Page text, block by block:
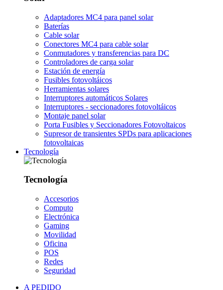
Adaptadores MC4 para panel solar
Baterías
Cable solar
Conectores MC4 para cable solar
Conmutadores y transferencias para DC
Controladores de carga solar
Estación de energía
Fusibles fotovoltáicos
Herramientas solares
Interruptores automáticos Solares
Interruptores - seccionadores fotovoltáicos
Montaje panel solar
Porta Fusibles y Seccionadores Fotovoltaicos
Supresor de transientes SPDs para aplicaciones
fotovoltaicas
Tecnología
Tecnología
Accesorios
Computo
Electrónica
Gaming
Movilidad
Oficina
POS
Redes
Seguridad
A PEDIDO